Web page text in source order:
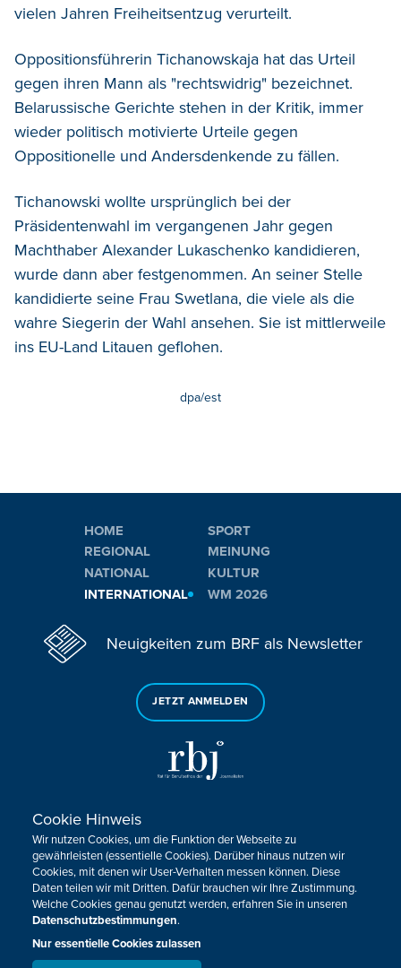
vielen Jahren Freiheitsentzug verurteilt.
Oppositionsführerin Tichanowskaja hat das Urteil
gegen ihren Mann als "rechtswidrig" bezeichnet.
Belarussische Gerichte stehen in der Kritik, immer
wieder politisch motivierte Urteile gegen
Oppositionelle und Andersdenkende zu fällen.
Tichanowski wollte ursprünglich bei der
Präsidentenwahl im vergangenen Jahr gegen
Machthaber Alexander Lukaschenko kandidieren,
wurde dann aber festgenommen. An seiner Stelle
kandidierte seine Frau Swetlana, die viele als die
wahre Siegerin der Wahl ansehen. Sie ist mittlerweile
ins EU-Land Litauen geflohen.
dpa/est
HOME
REGIONAL
NATIONAL
INTERNATIONAL
SPORT
MEINUNG
KULTUR
WM 2026
Neuigkeiten zum BRF als Newsletter
JETZT ANMELDEN
Sie haben noch Fragen oder Anmerkungen?
KONTAKTIEREN SIE UNS!
Impressum Datenschutz Kontakt
Barrierefreiheit
Cookie-Zustimmung anpassen
Design, Konzept & Programmierung:
Cookie Hinweis
Wir nutzen Cookies, um die Funktion der Webseite zu
gewährleisten (essentielle Cookies). Darüber hinaus nutzen wir
Cookies, mit denen wir User-Verhalten messen können. Diese
Daten teilen wir mit Dritten. Dafür brauchen wir Ihre Zustimmung.
Welche Cookies genau genutzt werden, erfahren Sie in unseren
Datenschutzbestimmungen.
Nur essentielle Cookies zulassen